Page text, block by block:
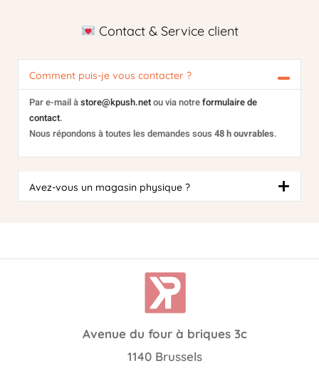
Contact & Service client
Comment puis-je vous contacter ?
Par e-mail àstore@kpush.netou via notreformulaire de
contact.
Nous répondons à toutes les demandes sous 48 h ouvrables.
Avez-vous un magasin physique ?
Avenue du four à briques 3c
1140 Brussels